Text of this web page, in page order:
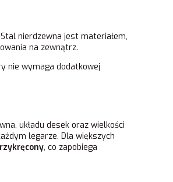
nierdzewna jest materiałem,
na zewnątrz.
nie wymaga dodatkowej
układu desek oraz wielkości
legarze. Dla większych
, co zapobiega